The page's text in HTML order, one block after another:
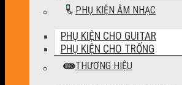
PHỤ KIỆN ÂM NHẠC
PHỤ KIỆN CHO GUITAR
PHỤ KIỆN CHO TRỐNG
THƯƠNG HIỆU